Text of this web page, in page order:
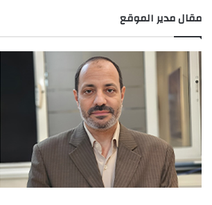
مقال مدير الموقع